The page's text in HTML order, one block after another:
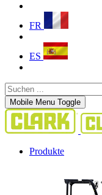
FR
ES
Mobile Menu Toggle
Produkte